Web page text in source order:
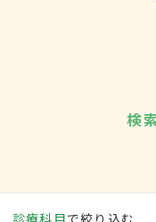
検
診療科目で絞り込む